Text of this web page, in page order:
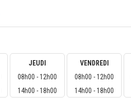
JEUDI
08h00 - 12h00
14h00 - 18h00
VENDREDI
08h00 - 12h00
14h00 - 18h00